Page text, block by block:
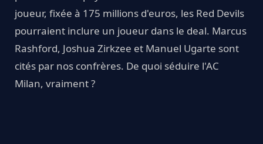
joueur, fixée à 175 millions d'euros, les Red Devils
pourraient inclure un joueur dans le deal. Marcus
Rashford, Joshua Zirkzee et Manuel Ugarte sont
cités par nos confrères. De quoi séduire l'AC
Milan, vraiment ?